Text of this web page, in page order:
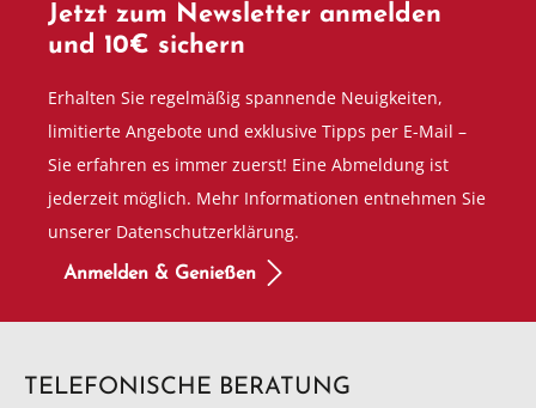
Jetzt zum Newsletter anmelden
und 10€ sichern
Erhalten Sie regelmäßig spannende Neuigkeiten,
limitierte Angebote und exklusive Tipps per E-Mail –
Sie erfahren es immer zuerst! Eine Abmeldung ist
jederzeit möglich. Mehr Informationen entnehmen Sie
unserer Datenschutzerklärung.
Anmelden & Genießen
TELEFONISCHE BERATUNG